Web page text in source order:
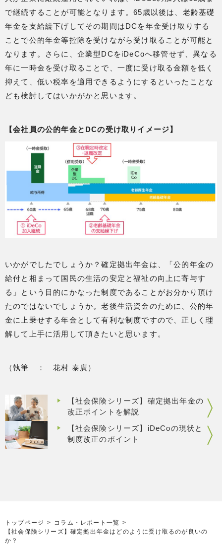
で継続することが可能となります。65歳以後は、老齢基礎
年金を支給繰下げしてその期間はDCを年金受け取りする
ことで公的年金等控除を受けながら受け取ることが可能と
なります。さらに、企業型DCをiDeCoへ移管せず、異なる
年に一時金を受け取ることで、一度に受け取る金額を低く
抑えて、低い税率を適用できるようにするといったことな
ども検討してはいかがかと思います。
【会社員の公的年金とDCの受け取りイメージ】
いかがでしたでしょうか？確定拠出年金は、「公的年金の
給付と相まって国民の生活の安定と福祉の向上に寄与す
る」という目的にかなった制度であることがお分かり頂け
たのではないでしょうか。老後生活資金のために、公的年
金に上乗せする年金として有利な制度ですので、正しく理
解して上手に活用して頂きたいと思います。
（執筆 ： 花村 泰廣）
【社会保険シリーズ】確定拠出年金の
改正ポイントを解説
【社会保険シリーズ】iDeCoの現状と
制度改正のポイント
トップページ
コラム・レポート一覧
【社会保険シリーズ】確定拠出年金はどのように受け取るのが良いの
か？